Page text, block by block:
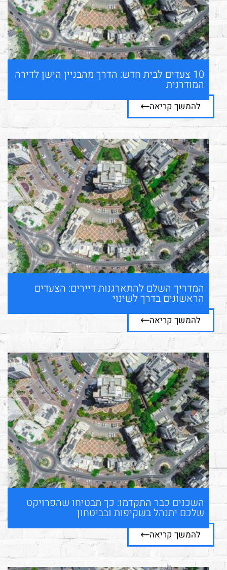
10 צעדים לבית חדש: הדרך מהבניין הישן לדירה
המודרנית
להמשך קריאה
המדריך השלם להתארגנות דיירים: הצעדים
הראשונים בדרך לשינוי
להמשך קריאה
השכנים כבר התקדמו: כך תבטיחו שהפרויקט
שלכם יתנהל בשקיפות ובביטחון
להמשך קריאה